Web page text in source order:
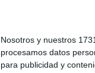
Nosotros y nuestros 1731
procesamos datos
para publicidad y
El
POR PALOMA